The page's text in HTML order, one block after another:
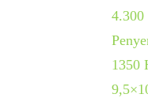
4.300
1350